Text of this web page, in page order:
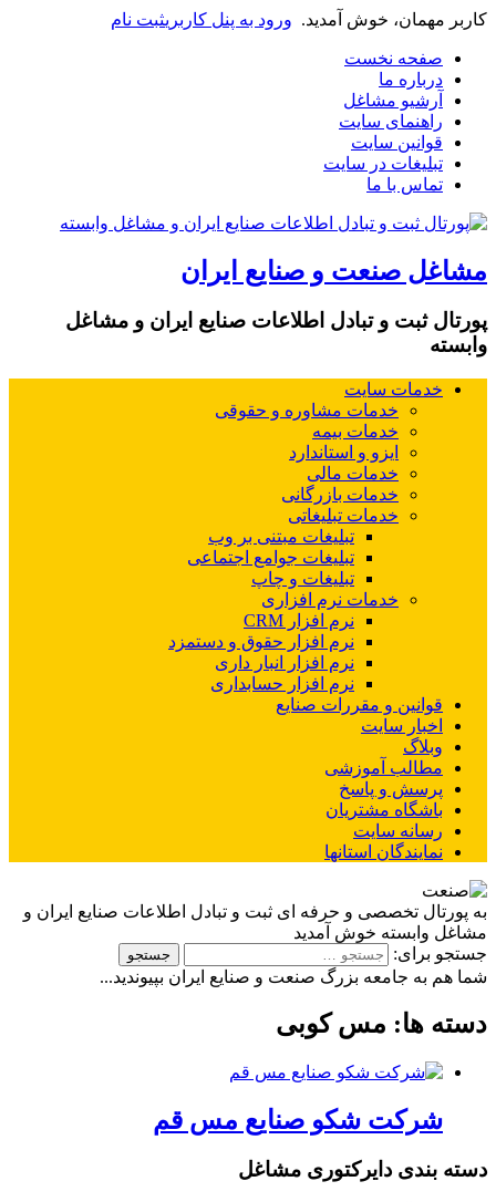
کاربر مهمان، خوش آمدید. ورود به پنل کاربریثبت نام
صفحه نخست
درباره ما
آرشیو مشاغل
راهنمای سایت
قوانین سایت
تبلیغات در سایت
تماس با ما
مشاغل صنعت و صنایع ایران
پورتال ثبت و تبادل اطلاعات صنایع ایران و مشاغل
وابسته
خدمات سایت
خدمات مشاوره و حقوقی
خدمات بیمه
ایزو و استاندارد
خدمات مالی
خدمات بازرگانی
خدمات تبلیغاتی
تبلیغات مبتنی بر وب
تبلیغات جوامع اجتماعی
تبلیغات و چاپ
خدمات نرم افزاری
نرم افزار CRM
نرم افزار حقوق و دستمزد
نرم افزار انبار داری
نرم افزار حسابداری
قوانین و مقررات صنایع
اخبار سایت
وبلاگ
مطالب آموزشی
پرسش و پاسخ
باشگاه مشتریان
رسانه سایت
نمایندگان استانها
به پورتال تخصصی و حرفه ای ثبت و تبادل اطلاعات صنایع ایران و
مشاغل وابسته خوش آمدید
جستجو برای:
شما هم به جامعه بزرگ صنعت و صنایع ایران بپیوندید...
دسته ها: مس کوبی
شرکت شکو صنایع مس قم
دسته بندی دایرکتوری مشاغل